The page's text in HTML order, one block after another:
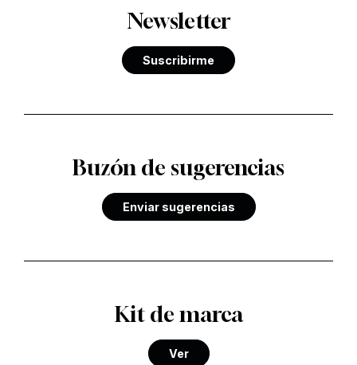
Newsletter
Suscribirme
Buzón de sugerencias
Enviar sugerencias
Kit de marca
Ver